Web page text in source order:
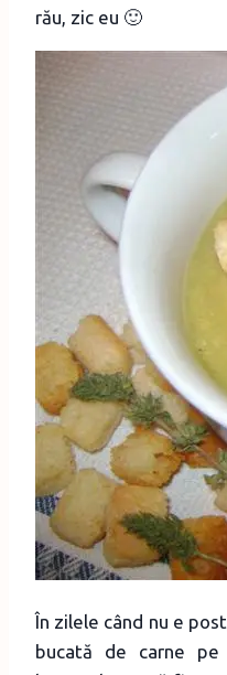
rău, zic eu 🙂
În zilele când nu e
bucată de carne